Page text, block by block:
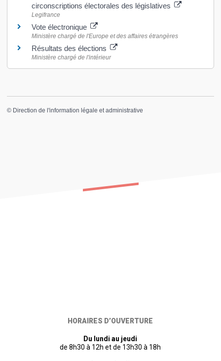
circonscriptions électorales des législatives
Legifrance
Vote électronique
Ministère chargé de l'Europe et des affaires étrangères
Résultats des élections
Ministère chargé de l'intérieur
© Direction de l'information légale et administrative
HORAIRES D’OUVERTURE
Du lundi au jeudi
de 8h30 à 12h et de 13h30 à 18h